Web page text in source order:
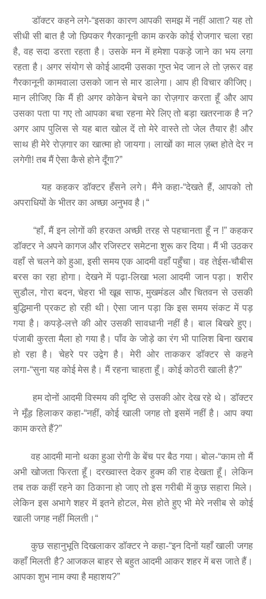
डॉक्टर कहने लगे-“इसका कारण आपकी समझ में नहीं आता? यह तो
सीधी सी बात है जो छिपकर गैरकानूनी काम करके कोई रोजगार चला रहा
है, वह सदा डरता रहता है। उसके मन में हमेशा पकड़े जाने का भय लगा
रहता है। अगर संयोग से कोई आदमी उसका गुप्त भेद जान ले तो ज़रूर वह
गैरकानूनी कामवाला उसको जान से मार डालेगा। आप ही विचार कीजिए।
मान लीजिए कि मैं ही अगर कोकेन बेचने का रोज़गार करता हूँ और आप
उसका पता पा गए तो आपका बचा रहना मेरे लिए तो बड़ा खतरनाक है न?
अगर आप पुलिस से यह बात खोल दें तो मेरे वास्ते तो जेल तैयार है! और
साथ ही मेरे रोज़गार का खात्मा हो जायगा। लाखों का माल ज़ब्त होते देर न
लगेगी! तब मैं ऐसा कैसे होने दूँगा?”
यह कहकर डॉक्टर हँसने लगे। मैंने कहा-“देखते हैं, आपको तो
अपराधियों के भीतर का अच्छा अनुभव है।“
“हाँ, मैं इन लोगों की हरकत अच्छी तरह से पहचानता हूँ न !” कहकर
डॉक्टर ने अपने कागज और रजिस्टर समेटना शुरू कर दिया। मैं भी उठकर
वहाँ से चलने को हुआ, इसी समय एक आदमी वहाँ पहुँचा। वह तेईस-चौबीस
बरस का रहा होगा। देखने में पढ़ा-लिखा भला आदमी जान पड़ा। शरीर
सुडौल, गोरा बदन, चेहरा भी खूब साफ, मुखमंडल और चितवन से उसकी
बुद्धिमानी प्रकट हो रही थी। ऐसा जान पड़ा कि इस समय संकट में पड़
गया है। कपड़े-लत्ते की ओर उसकी सावधानी नहीं है। बाल बिखरे हुए।
पंजाबी कुरता मैला हो गया है। पाँव के जोड़े का रंग भी पालिश बिना खराब
हो रहा है। चेहरे पर उद्वेग है। मेरी ओर ताककर डॉक्टर से कहने
लगा-“सुना यह कोई मेस है। मैं रहना चाहता हूँ। कोई कोठरी खाली है?”
हम दोनों आदमी विस्मय की दृष्टि से उसकी ओर देख रहे थे। डॉक्टर
ने मूँड़ हिलाकर कहा-“नहीं, कोई खाली जगह तो इसमें नहीं है। आप क्या
काम करते हैं?”
वह आदमी मानो थका हुआ रोगी के बेंच पर बैठ गया। बोल-“काम तो मैं
अभी खोजता फिरता हूँ। दरख्वास्त देकर हुक्म की राह देखता हूँ। लेकिन
तब तक कहीं रहने का ठिकाना हो जाए तो इस गरीबी में कुछ सहारा मिले।
लेकिन इस अभागे शहर में इतने होटल, मेस होते हुए भी मेरे नसीब से कोई
खाली जगह नहीं मिलती।“
कुछ सहानुभूति दिखलाकर डॉक्टर ने कहा-“इन दिनों यहाँ खाली जगह
कहाँ मिलती है? आजकल बाहर से बहुत आदमी आकर शहर में बस जाते हैं।
आपका शुभ नाम क्या है महाशय?”